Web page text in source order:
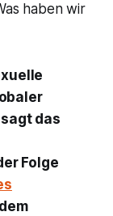
haben wir
das
Folge